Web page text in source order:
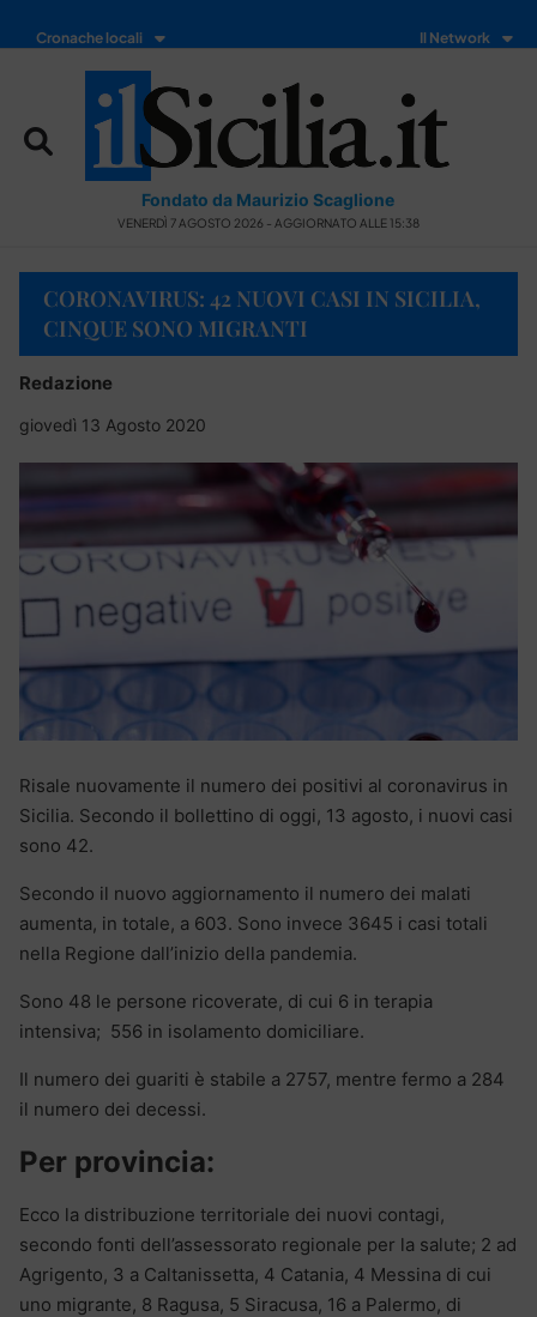
Cronache locali Il Network
Fondato da Maurizio Scaglione
VENERDÌ 7 AGOSTO 2026 - AGGIORNATO ALLE 15:38
CORONAVIRUS: 42 NUOVI CASI IN SICILIA,
CINQUE SONO MIGRANTI
Redazione
giovedì 13 Agosto 2020
Risale nuovamente il numero dei positivi al coronavirus in
Sicilia. Secondo il bollettino di oggi, 13 agosto, i nuovi casi
sono 42.
Secondo il nuovo aggiornamento il numero dei malati
aumenta, in totale, a 603. Sono invece 3645 i casi totali
nella Regione dall’inizio della pandemia.
Sono 48 le persone ricoverate, di cui 6 in terapia
intensiva; 556 in isolamento domiciliare.
Il numero dei guariti è stabile a 2757, mentre fermo a 284
il numero dei decessi.
Per provincia:
Ecco la distribuzione territoriale dei nuovi contagi,
secondo fonti dell’assessorato regionale per la salute; 2 ad
Agrigento, 3 a Caltanissetta, 4 Catania, 4 Messina di cui
uno migrante, 8 Ragusa, 5 Siracusa, 16 a Palermo, di